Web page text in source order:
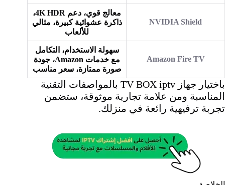
NVIDIA Shield
معالج قوي، دعم 4K HDR،
ذاكرة عشوائية كبيرة، مثالي
للألعاب
Amazon Fire TV
سهولة الاستخدام، التكامل
مع خدمات Amazon، جودة
صورة ممتازة، سعر مناسب
باختيار جهاز TV BOX iptv بالمواصفات التقنية
المناسبة ومن علامة تجارية موثوقة، ستضمن
تجربة ترفيهية رائعة في منزلك.